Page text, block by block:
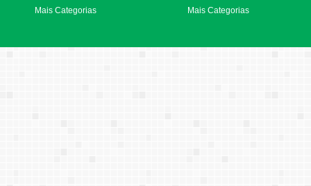
Mais Categorias
Mais Categorias